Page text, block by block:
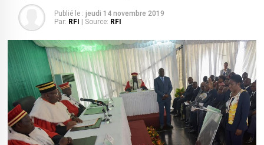
Publié le : jeudi 14 novembre 2019
Par: RFI | Source: RFI